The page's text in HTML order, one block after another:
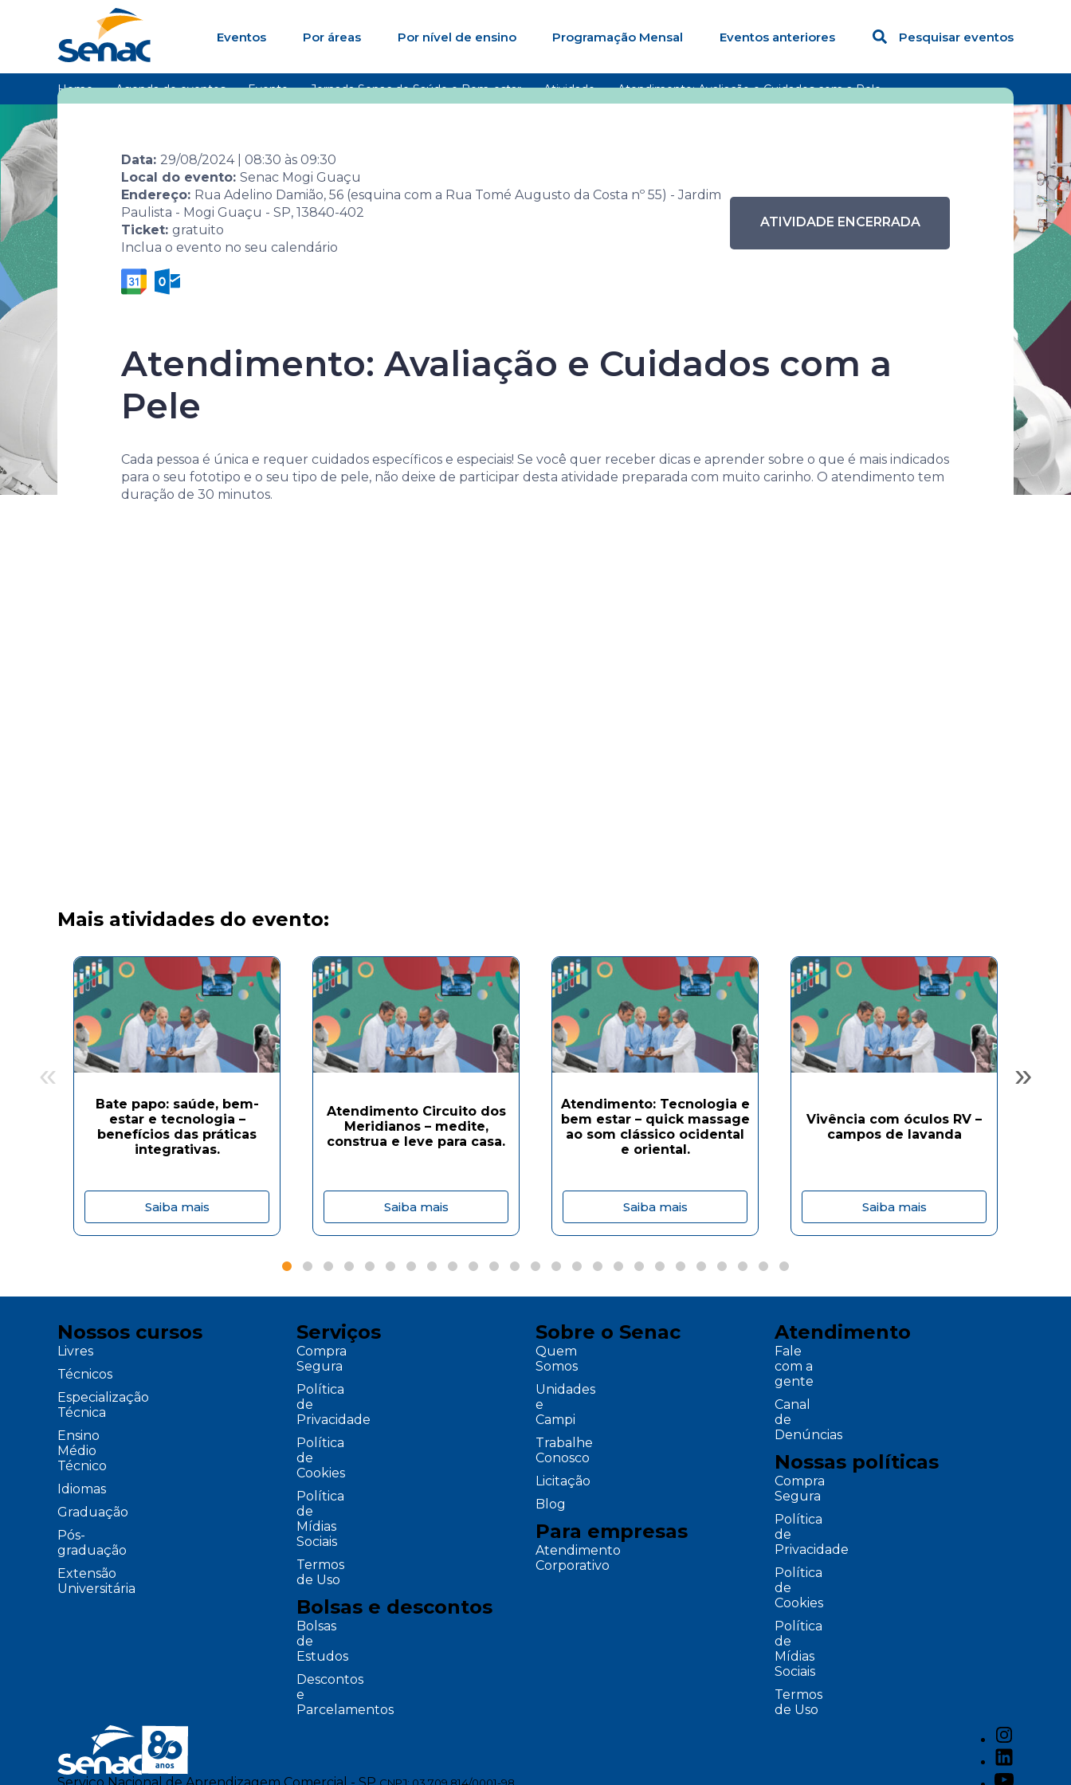
Eventos Por áreas Por nível de ensino Programação Mensal Eventos anteriores Pesquisar eventos
Home Agenda de eventos Evento Jornada Senac de Saúde e Bem-estar Atividade Atendimento: Avaliação e Cuidados com a Pele
Jornada Senac de Saúde e Bem-estar
Data: 29/08/2024| 08:30 às 09:30
Local do evento: Senac Mogi Guaçu
Endereço: Rua Adelino Damião, 56 (esquina com a Rua Tomé Augusto da Costa nº 55) - Jardim
Paulista - Mogi Guaçu - SP, 13840-402
Ticket: gratuito
Inclua o evento no seu calendário
ATIVIDADE ENCERRADA
Atendimento: Avaliação e Cuidados com a
Pele
Cada pessoa é única e requer cuidados específicos e especiais! Se você quer receber dicas e aprender sobre o que é mais indicados
para o seu fototipo e o seu tipo de pele, não deixe de participar desta atividade preparada com muito carinho. O atendimento tem
duração de 30 minutos.
Mais atividades do evento:
Bate papo: saúde, bem-
estar e tecnologia –
benefícios das práticas
integrativas.
Saiba mais
Atendimento Circuito dos
Meridianos – medite,
construa e leve para casa.
Saiba mais
Atendimento: Tecnologia e
bem estar – quick massage
ao som clássico ocidental
e oriental.
Saiba mais
Vivência com óculos RV –
campos de lavanda
Saiba mais
« »
Nossos cursos
Livres
Técnicos
Especialização
Técnica
Ensino
Médio
Técnico
Idiomas
Graduação
Pós-
graduação
Extensão
Universitária
Serviços
Compra
Segura
Política
de
Privacidade
Política
de
Cookies
Política
de
Mídias
Sociais
Termos
de Uso
Bolsas e descontos
Bolsas
de
Estudos
Descontos
e
Parcelamentos
Sobre o Senac
Quem
Somos
Unidades
e
Campi
Trabalhe
Conosco
Licitação
Blog
Para empresas
Atendimento
Corporativo
Atendimento
Fale
com a
gente
Canal
de
Denúncias
Nossas políticas
Compra
Segura
Política
de
Privacidade
Política
de
Cookies
Política
de
Mídias
Sociais
Termos
de Uso